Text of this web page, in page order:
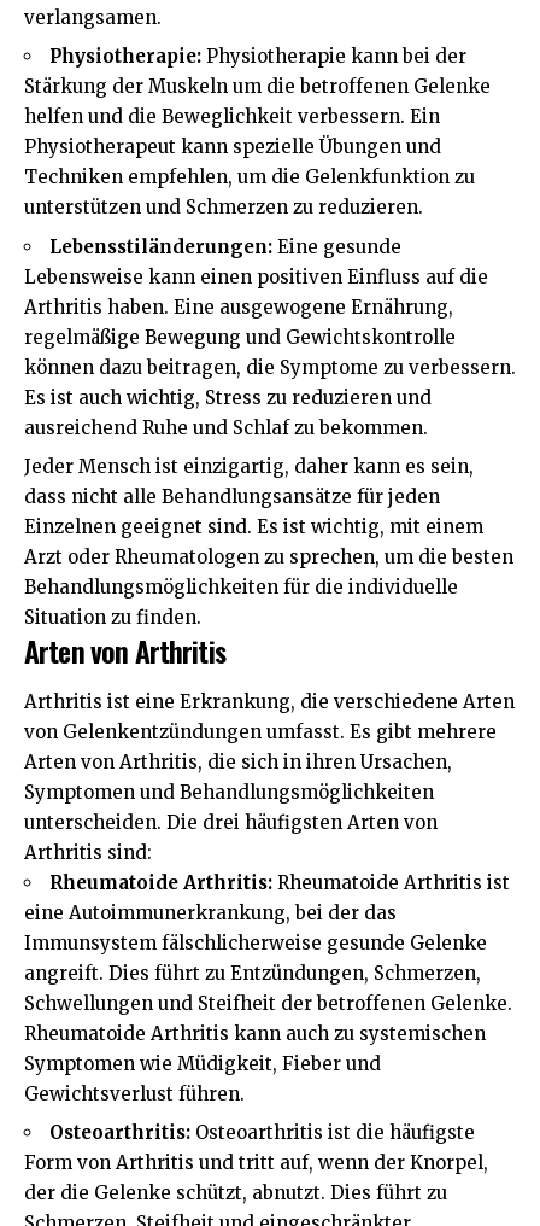
verlangsamen.
Physiotherapie: Physiotherapie kann bei der
Stärkung der Muskeln um die betroffenen Gelenke
helfen und die Beweglichkeit verbessern. Ein
Physiotherapeut kann spezielle Übungen und
Techniken empfehlen, um die Gelenkfunktion zu
unterstützen und Schmerzen zu reduzieren.
Lebensstiländerungen: Eine gesunde
Lebensweise kann einen positiven Einfluss auf die
Arthritis haben. Eine ausgewogene Ernährung,
regelmäßige Bewegung und Gewichtskontrolle
können dazu beitragen, die Symptome zu verbessern.
Es ist auch wichtig, Stress zu reduzieren und
ausreichend Ruhe und Schlaf zu bekommen.
Jeder Mensch ist einzigartig, daher kann es sein,
dass nicht alle Behandlungsansätze für jeden
Einzelnen geeignet sind. Es ist wichtig, mit einem
Arzt oder Rheumatologen zu sprechen, um die besten
Behandlungsmöglichkeiten für die individuelle
Situation zu finden.
Arten von Arthritis
Arthritis ist eine Erkrankung, die verschiedene Arten
von Gelenkentzündungen umfasst. Es gibt mehrere
Arten von Arthritis, die sich in ihren Ursachen,
Symptomen und Behandlungsmöglichkeiten
unterscheiden. Die drei häufigsten Arten von
Arthritis sind:
Rheumatoide Arthritis: Rheumatoide Arthritis ist
eine Autoimmunerkrankung, bei der das
Immunsystem fälschlicherweise gesunde Gelenke
angreift. Dies führt zu Entzündungen, Schmerzen,
Schwellungen und Steifheit der betroffenen Gelenke.
Rheumatoide Arthritis kann auch zu systemischen
Symptomen wie Müdigkeit, Fieber und
Gewichtsverlust führen.
Osteoarthritis: Osteoarthritis ist die häufigste
Form von Arthritis und tritt auf, wenn der Knorpel,
der die Gelenke schützt, abnutzt. Dies führt zu